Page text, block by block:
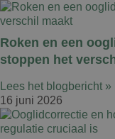
Roken en een
stoppen het
Lees het blogbericht »
16 juni 2026